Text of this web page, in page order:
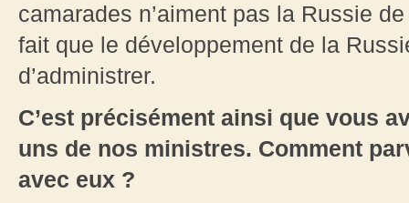
camarades n’aiment pas la Russie
fait que le développement de la
d’administrer.
C’est précisément ainsi que vous
uns de nos ministres. Comment
avec eux ?